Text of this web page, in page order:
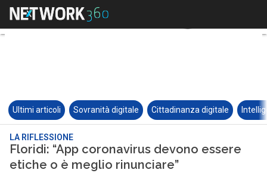
Ultimi articoli Sovranità digitale Cittadinanza digitale
LA RIFLESSIONE
Floridi: “App coronavirus devono essere
etiche o è meglio rinunciare”